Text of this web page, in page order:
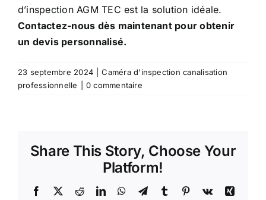
d’inspectionAGM TEC est la solution idéale.
Contactez-nous dès maintenant pour obtenir
un devis personnalisé.
23 septembre 2024
Caméra d'inspection canalisation
professionnelle
0 commentaire
Share This Story, Choose Your
Platform!
Facebook
X RedditLinkedInWhatsApp
TelegramTumblr Pinterest
Vk
Xing